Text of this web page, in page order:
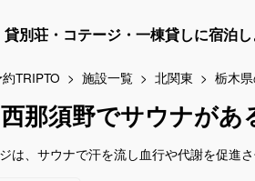
貸別荘・コテージ・一棟貸しに宿泊し
TRIPTO 施設一覧 北関東 栃木
那須野でサウナが
は、サウナで汗を流し血行や代謝を促進